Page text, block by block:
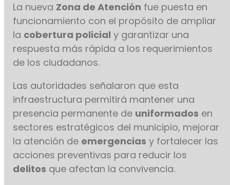
La nueva Zona de Atención fue puesta en
funcionamiento con el propósito de ampliar
la cobertura policial y garantizar una
respuesta más rápida a los requerimientos
de los ciudadanos.
Las autoridades señalaron que esta
infraestructura permitirá mantener una
presencia permanente de uniformados en
sectores estratégicos del municipio, mejorar
la atención de emergencias y fortalecer las
acciones preventivas para reducir los
delitos que afectan la convivencia.